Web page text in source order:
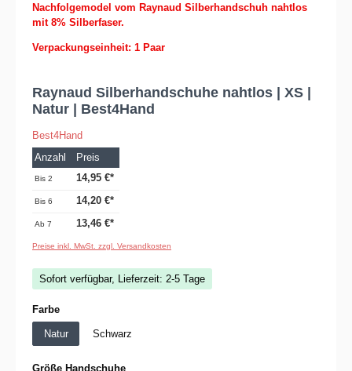
Nachfolgemodel vom Raynaud Silberhandschuh nahtlos
mit 8% Silberfaser.
Verpackungseinheit: 1 Paar
Raynaud Silberhandschuhe nahtlos | XS |
Natur | Best4Hand
Best4Hand
Anzahl
Preis
Bis2 14,95 €*
Bis6 14,20 €*
Ab7 13,46 €*
Preise inkl. MwSt. zzgl. Versandkosten
Sofort verfügbar, Lieferzeit: 2-5 Tage
Farbeauswählen
Natur Schwarz
Größe Handschuheauswählen